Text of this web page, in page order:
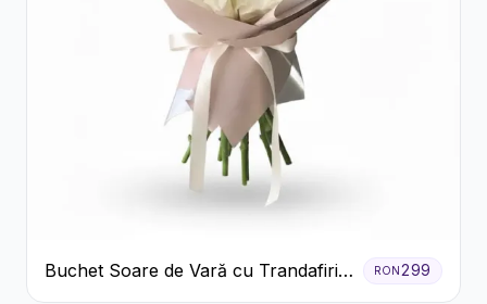
Buchet Soare de Vară cu Trandafiri
Galbeni și Crizanteme Albe
RON299